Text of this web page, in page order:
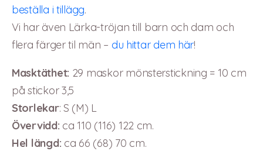
beställa i tillägg.
Vi har även Lärka-tröjan till barn och dam och
flera färger til män – du hittar dem här!
Masktäthet: 29 maskor mönsterstickning = 10 cm
på stickor 3,5
Storlekar: S (M) L
Övervidd: ca 110 (116) 122 cm.
Hel längd: ca 66 (68) 70 cm.